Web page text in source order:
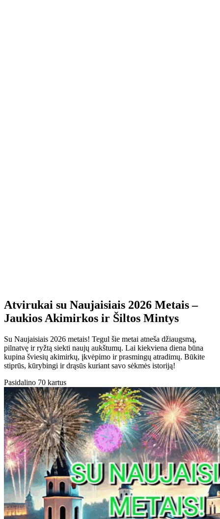
Atvirukai su Naujaisiais 2026 Metais –
Jaukios Akimirkos ir Šiltos Mintys
Su Naujaisiais 2026 metais! Tegul šie metai atneša džiaugsmą,
pilnatvę ir ryžtą siekti naujų aukštumų. Lai kiekviena diena būna
kupina šviesių akimirkų, įkvėpimo ir prasmingų atradimų. Būkite
stiprūs, kūrybingi ir drąsūs kuriant savo sėkmės istoriją!
Pasidalino 70 kartus